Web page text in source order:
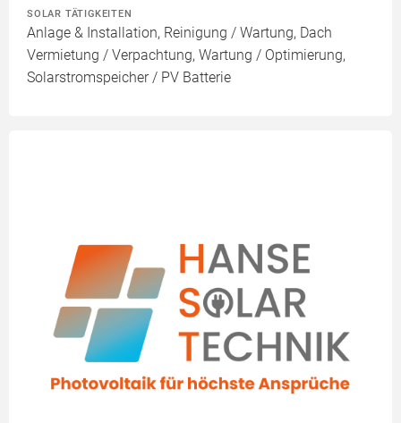
SOLAR TÄTIGKEITEN
Anlage & Installation, Reinigung / Wartung, Dach
Vermietung / Verpachtung, Wartung / Optimierung,
Solarstromspeicher / PV Batterie